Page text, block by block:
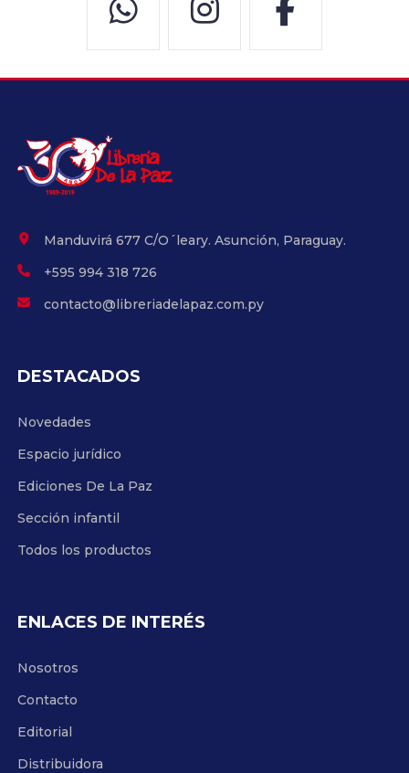
Manduvirá 677 C/O´leary. Asunción, Paraguay.
+595 994 318 726
contacto@libreriadelapaz.com.py
DESTACADOS
Novedades
Espacio jurídico
Ediciones De La Paz
Sección infantil
Todos los productos
ENLACES DE INTERÉS
Nosotros
Contacto
Editorial
Distribuidora